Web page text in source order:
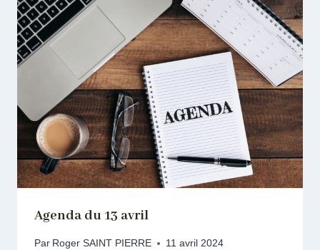
Agenda du 13 avril
Par Roger SAINT PIERRE 11 avril 2024